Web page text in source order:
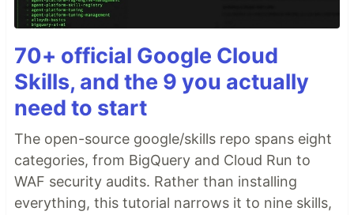
70+ official Google Cloud
Skills, and the 9 you actually
need to start
The open-source google/skills repo spans eight
categories, from BigQuery and Cloud Run to
WAF security audits. Rather than installing
everything, this tutorial narrows it to nine skills,